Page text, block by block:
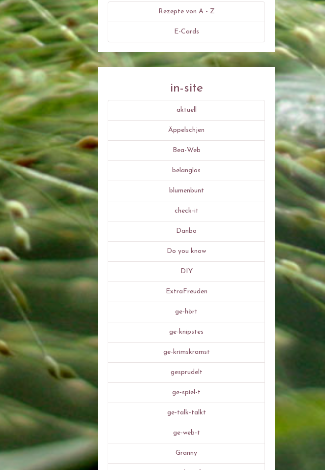
Rezepte von A - Z
E-Cards
in-site
aktuell
Äppelschjen
Bea-Web
belanglos
blumenbunt
check-it
Danbo
Do you know
DIY
ExtraFreuden
ge-hört
ge-knipstes
ge-krimskramst
gesprudelt
ge-spiel-t
ge-talk-talkt
ge-web-t
Granny